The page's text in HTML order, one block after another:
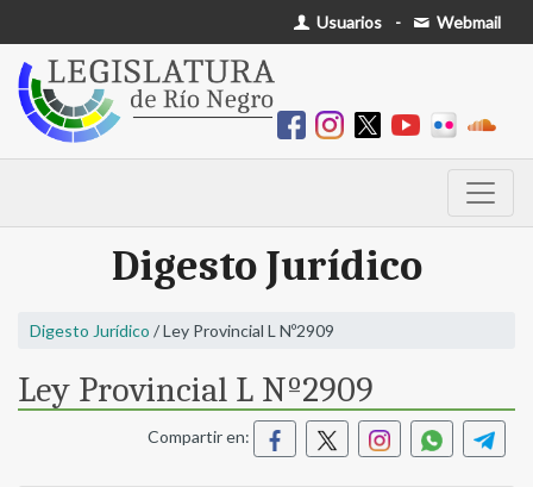
Usuarios - Webmail
Digesto Jurídico
Digesto Jurídico / Ley Provincial L Nº2909
Ley Provincial L Nº2909
Compartir en: